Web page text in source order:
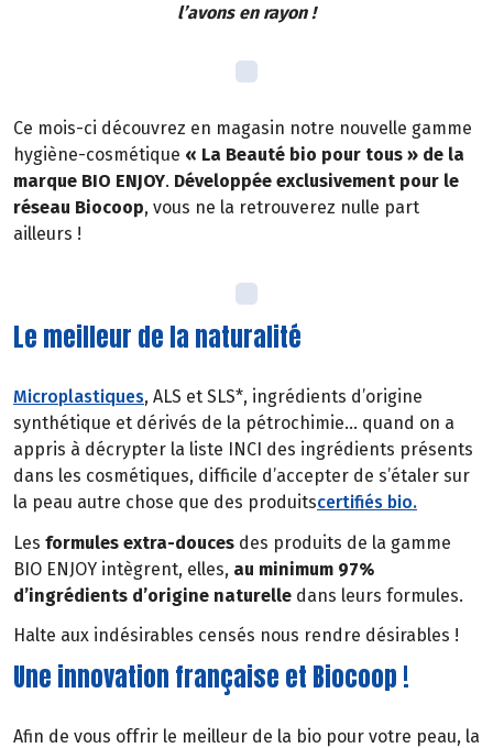
l’avons en rayon !
Ce mois-ci découvrez en magasin notre nouvelle gamme
hygiène-cosmétique « La Beauté bio pour tous » de la
marque BIO ENJOY. Développée exclusivement pour le
réseau Biocoop, vous ne la retrouverez nulle part
ailleurs !
Le meilleur de la naturalité
Microplastiques, ALS et SLS*, ingrédients d’origine
synthétique et dérivés de la pétrochimie… quand on a
appris à décrypter la liste INCI des ingrédients présents
dans les cosmétiques, difficile d’accepter de s’étaler sur
la peau autre chose que des produitscertifiés bio.
Les formules extra-douces des produits de la gamme
BIO ENJOY intègrent, elles, au minimum 97%
d’ingrédients d’origine naturelle dans leurs formules.
Halte aux indésirables censés nous rendre désirables !
Une innovation française et Biocoop !
Afin de vous offrir le meilleur de la bio pour votre peau, la